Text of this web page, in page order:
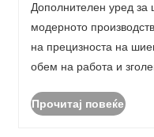
Дополнителен уред за
модерното
на прецизноста на
обем на работа и
модното производство
Прочитај повеќе